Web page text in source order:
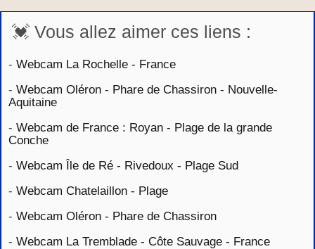
💓 Vous allez aimer ces liens :
- Webcam La Rochelle - France
- Webcam Oléron - Phare de Chassiron - Nouvelle-
Aquitaine
- Webcam de France : Royan - Plage de la grande
Conche
- Webcam Île de Ré - Rivedoux - Plage Sud
- Webcam Chatelaillon - Plage
- Webcam Oléron - Phare de Chassiron
- Webcam La Tremblade - Côte Sauvage - France